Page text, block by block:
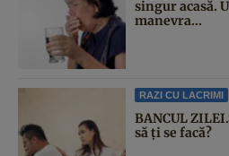
singur acasă.
manevra...
RAZI CU LACRIMI
BANCUL
să ți se facă?